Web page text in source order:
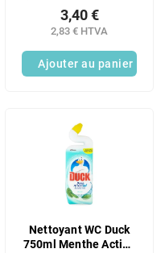
PRO Antib WC
2,83 € HTVA
3,40 €
Ajouter au panier
Nettoyant WC Duck
750ml Menthe Action